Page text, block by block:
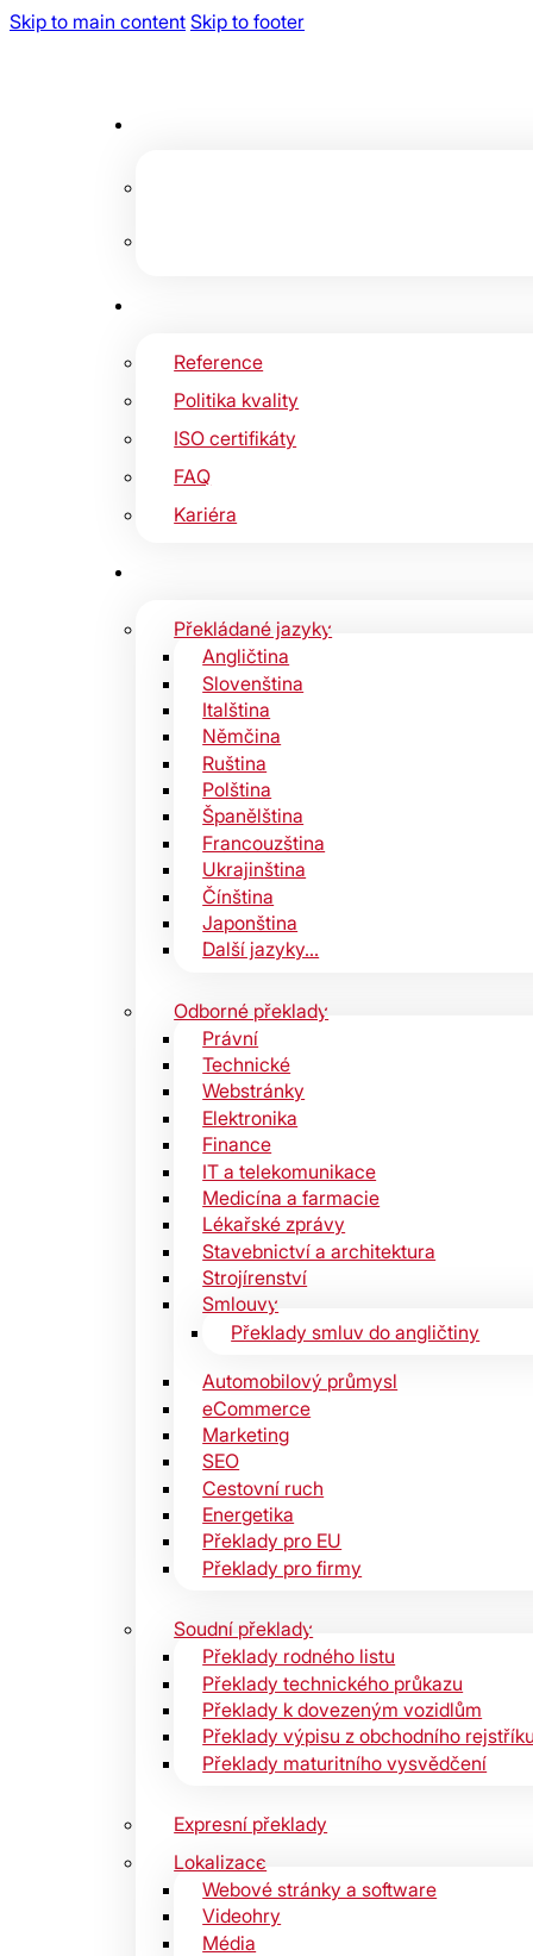
Skip to main content Skip to footer
Reference
Politika kvality
ISO certifikáty
FAQ
Kariéra
Překládané jazyky
Angličtina
Slovenština
Italština
Němčina
Ruština
Polština
Španělština
Francouzština
Ukrajinština
Čínština
Japonština
Další jazyky…
Odborné překlady
Právní
Technické
Webstránky
Elektronika
Finance
IT a telekomunikace
Medicína a farmacie
Lékařské zprávy
Stavebnictví a architektura
Strojírenství
Smlouvy
Překlady smluv do angličtiny
Automobilový průmysl
eCommerce
Marketing
SEO
Cestovní ruch
Energetika
Překlady pro EU
Překlady pro firmy
Soudní překlady
Překlady rodného listu
Překlady technického průkazu
Překlady k dovezeným vozidlům
Překlady výpisu z obchodního
Překlady maturitního vysvědčení
Expresní překlady
Lokalizace
Webové stránky a software
Videohry
Média